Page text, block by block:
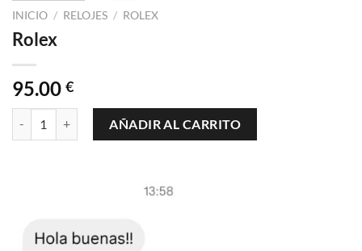
INICIO / RELOJES / ROLEX
Rolex
95.00 €
AÑADIR AL CARRITO